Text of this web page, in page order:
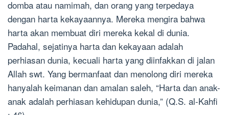
domba atau namimah, dan orang yang terpedaya
dengan harta kekayaannya. Mereka mengira bahwa
harta akan membuat diri mereka kekal di dunia.
Padahal, sejatinya harta dan kekayaan adalah
perhiasan dunia, kecuali harta yang diinfakkan di jalan
Allah swt. Yang bermanfaat dan menolong diri mereka
hanyalah keimanan dan amalan saleh, “Harta dan anak-
anak adalah perhiasan kehidupan dunia,” (Q.S. al-Kahfi